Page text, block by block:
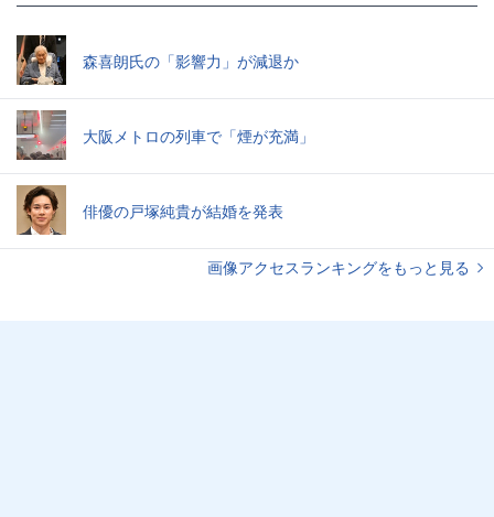
森喜朗氏の「影響力」が減退か
大阪メトロの列車で「煙が充満」
俳優の戸塚純貴が結婚を発表
画像アクセスランキングをもっと見る